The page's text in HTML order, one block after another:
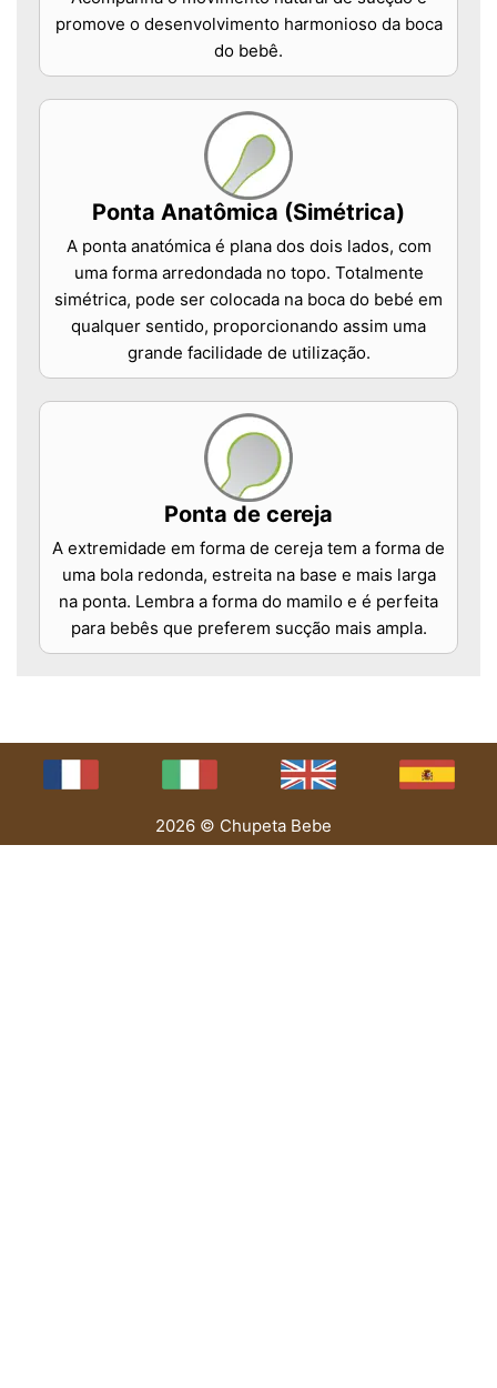
promove o desenvolvimento harmonioso da boca
do bebê.
Ponta Anatômica (Simétrica)
A ponta anatómica é plana dos dois lados, com
uma forma arredondada no topo. Totalmente
simétrica, pode ser colocada na boca do bebé em
qualquer sentido, proporcionando assim uma
grande facilidade de utilização.
Ponta de cereja
A extremidade em forma de cereja tem a forma de
uma bola redonda, estreita na base e mais larga
na ponta. Lembra a forma do mamilo e é perfeita
para bebês que preferem sucção mais ampla.
2026 © Chupeta Bebe